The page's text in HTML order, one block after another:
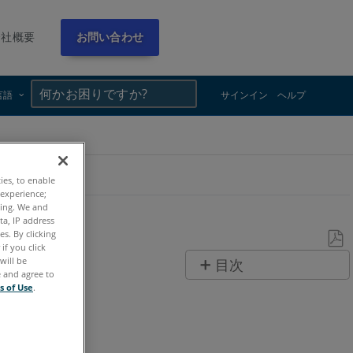
概要 お問い合わせ
語 サインイン ヘルプ
と
目次
to enable
We and
IP address
By clicking
if you click
be
and agree to
of Use.